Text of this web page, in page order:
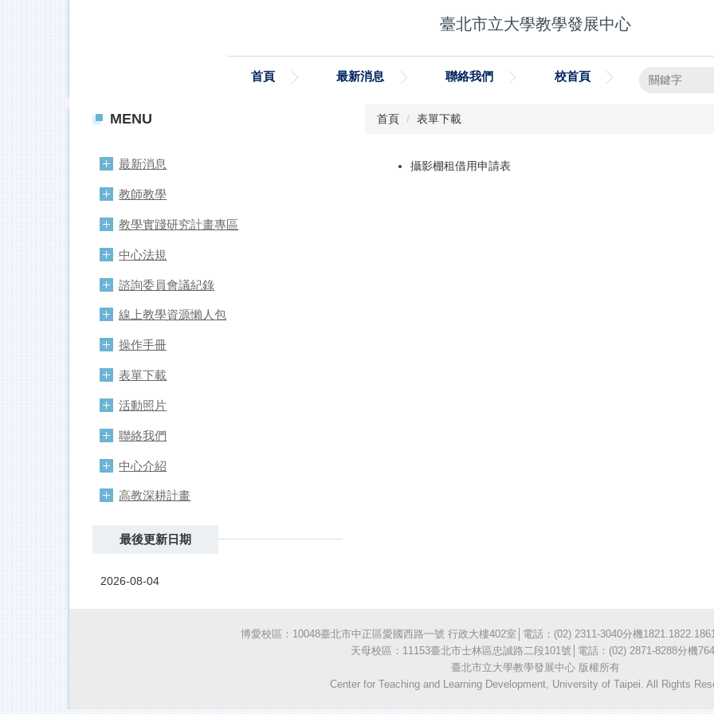
臺北市立大學教學發展中心
首頁 最新消息 聯絡我們 校首頁
MENU
最新消息
教師教學
教學實踐研究計畫專區
中心法規
諮詢委員會議紀錄
線上教學資源懶人包
操作手冊
表單下載
活動照片
聯絡我們
中心介紹
高教深耕計畫
最後更新日期
2026-08-04
首頁 表單下載
攝影棚租借用申請表
博愛校區：10048臺北市中正區愛國西路一號 行政大樓402室│電話：(02) 2311-3040分機
天母校區：11153臺北市士林區忠誠路二段101號│電話：(02) 2871-8288分機
臺北市立大學教學發展中心 版權所有
Center for Teaching and Learning Development, University of Taipei. All Rights